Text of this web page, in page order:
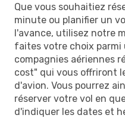
Que vous souhaitiez
minute ou planifier un
l'avance, utilisez notre
faites votre choix parmi
compagnies aériennes
cost" qui vous offriront
d'avion. Vous pourrez
réserver votre vol en
d'indiquer les dates et